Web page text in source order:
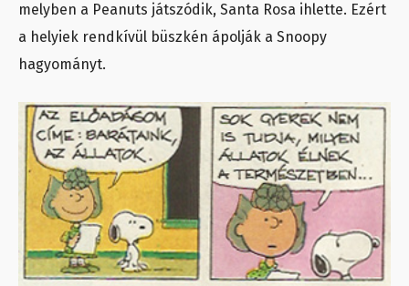
melyben a Peanuts játszódik, Santa Rosa ihlette. Ezért
a helyiek rendkívül büszkén ápolják a Snoopy
hagyományt.